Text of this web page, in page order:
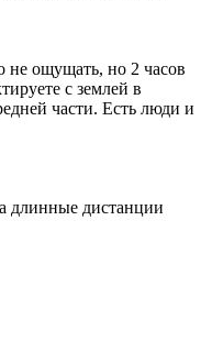
не ощущать, но 2 часов
с землей в
части. Есть люди и
длинные дистанции